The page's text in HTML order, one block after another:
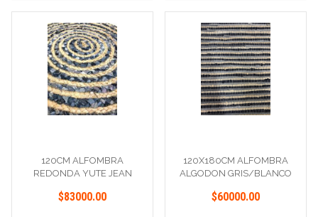
120CM ALFOMBRA
REDONDA YUTE JEAN
$83000.00
120X180CM ALFOMBRA
ALGODON GRIS/BLANCO
$60000.00